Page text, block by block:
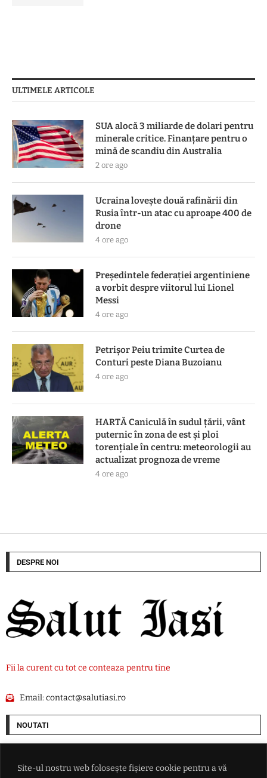
Site-ul nostru web folosește fișiere cookie pentru a vă
ULTIMELE ARTICOLE
SUA alocă 3 miliarde de dolari pentru
minerale critice. Finanțare pentru o
mină de scandiu din Australia
2 ore ago
Ucraina lovește două rafinării din
Rusia într-un atac cu aproape 400 de
drone
4 ore ago
Președintele federației argentiniene
a vorbit despre viitorul lui Lionel
Messi
4 ore ago
Petrișor Peiu trimite Curtea de
Conturi peste Diana Buzoianu
4 ore ago
HARTĂ Caniculă în sudul țării, vânt
puternic în zona de est și ploi
torențiale în centru: meteorologii au
actualizat prognoza de vreme
4 ore ago
DESPRE NOI
Fii la curent cu tot ce conteaza pentru tine
Email:contact@salutiasi.ro
NOUTATI
pentru o mină de scandiu din Australia